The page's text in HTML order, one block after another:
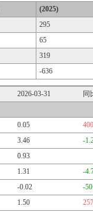
(2025)
295
65
319
-636
2026-03-31
同
0.05
3.46
-
0.93
1.31
-
-0.02
-
1.50